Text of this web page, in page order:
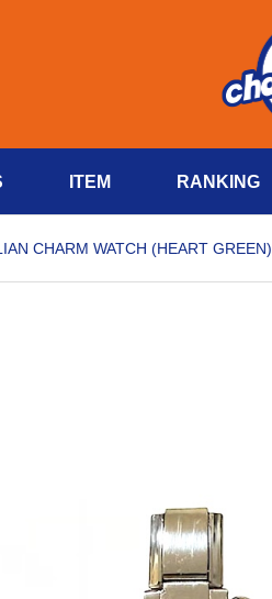
ITEM RANKING
CHARM WATCH (HEART GREEN)